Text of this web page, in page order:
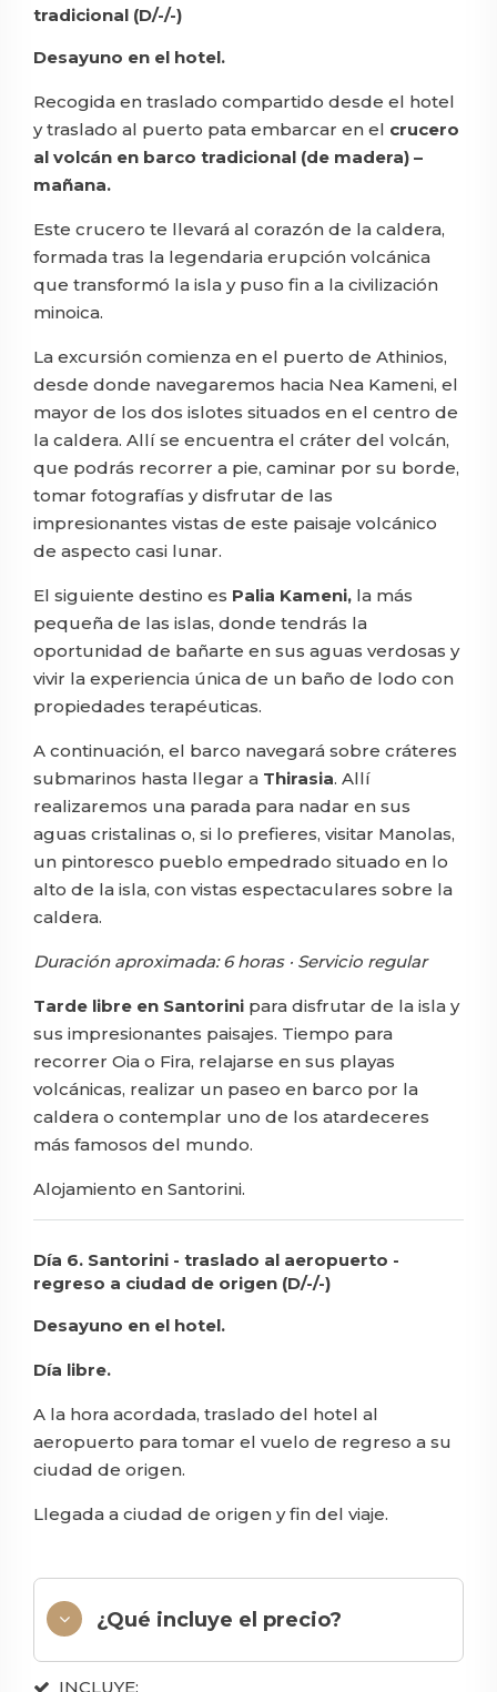
tradicional (D/-/-)
Desayuno en el hotel.
Recogida en traslado compartido desde el hotel
y traslado al puerto pata embarcar en el crucero
al volcán en barco tradicional (de madera) –
mañana.
Este crucero te llevará al corazón de la caldera,
formada tras la legendaria erupción volcánica
que transformó la isla y puso fin a la civilización
minoica.
La excursión comienza en el puerto de Athinios,
desde donde navegaremos hacia Nea Kameni, el
mayor de los dos islotes situados en el centro de
la caldera. Allí se encuentra el cráter del volcán,
que podrás recorrer a pie, caminar por su borde,
tomar fotografías y disfrutar de las
impresionantes vistas de este paisaje volcánico
de aspecto casi lunar.
El siguiente destino es Palia Kameni, la más
pequeña de las islas, donde tendrás la
oportunidad de bañarte en sus aguas verdosas y
vivir la experiencia única de un baño de lodo con
propiedades terapéuticas.
A continuación, el barco navegará sobre cráteres
submarinos hasta llegar a Thirasia. Allí
realizaremos una parada para nadar en sus
aguas cristalinas o, si lo prefieres, visitar Manolas,
un pintoresco pueblo empedrado situado en lo
alto de la isla, con vistas espectaculares sobre la
caldera.
Duración aproximada: 6 horas · Servicio regular
Tarde libre en Santorini para disfrutar de la isla y
sus impresionantes paisajes. Tiempo para
recorrer Oia o Fira, relajarse en sus playas
volcánicas, realizar un paseo en barco por la
caldera o contemplar uno de los atardeceres
más famosos del mundo.
Alojamiento en Santorini.
Día 6. Santorini - traslado al aeropuerto -
regreso a ciudad de origen (D/-/-)
Desayuno en el hotel.
Día libre.
A la hora acordada, traslado del hotel al
aeropuerto para tomar el vuelo de regreso a su
ciudad de origen.
Llegada a ciudad de origen y fin del viaje.
¿Qué incluye el precio?
INCLUYE: